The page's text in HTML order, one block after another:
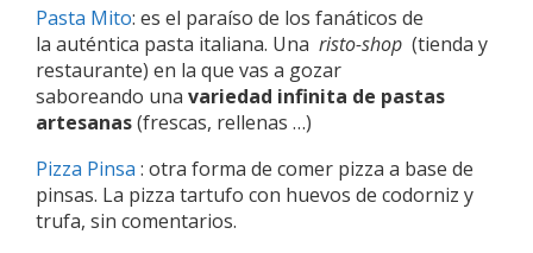
Pasta Mito: es el paraíso de los fanáticos de
la auténtica pasta italiana. Una risto-shop (tienda y
restaurante) en la que vas a gozar
saboreando una variedad infinita de pastas
artesanas(frescas, rellenas …)
Pizza Pinsa : otra forma de comer pizza a base de
pinsas. La pizza tartufo con huevos de codorniz y
trufa, sin comentarios.